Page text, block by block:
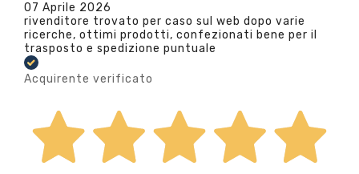
07 Aprile 2026
rivenditore trovato per caso sul web dopo varie
ricerche, ottimi prodotti, confezionati bene per il
trasposto e spedizione puntuale
Acquirente verificato